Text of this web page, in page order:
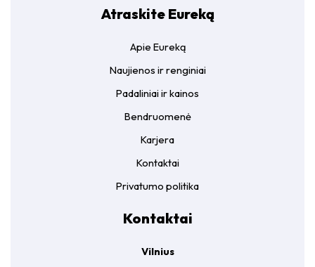
Atraskite Eureką
Apie Eureką
Naujienos ir renginiai
Padaliniai ir kainos
Bendruomenė
Karjera
Kontaktai
Privatumo politika
Kontaktai
Vilnius